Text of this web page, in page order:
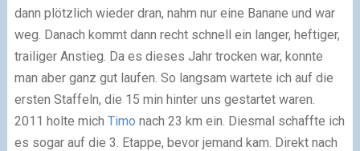
dann plötzlich wieder dran, nahm nur eine Banane und war
weg. Danach kommt dann recht schnell ein langer, heftiger,
trailiger Anstieg. Da es dieses Jahr trocken war, konnte
man aber ganz gut laufen. So langsam wartete ich auf die
ersten Staffeln, die 15 min hinter uns gestartet waren.
2011 holte mich Timo nach 23 km ein. Diesmal schaffte ich
es sogar auf die 3. Etappe, bevor jemand kam. Direkt nach